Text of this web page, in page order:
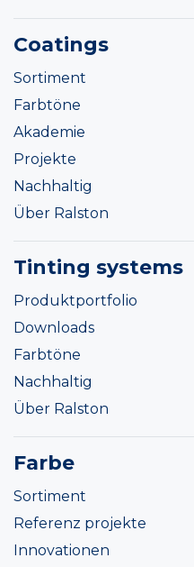
Coatings
Sortiment
Farbtöne
Akademie
Projekte
Nachhaltig
Über Ralston
Tinting systems
Produktportfolio
Downloads
Farbtöne
Nachhaltig
Über Ralston
Farbe
Sortiment
Referenz projekte
Innovationen